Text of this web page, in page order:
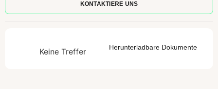
KONTAKTIERE UNS
Herunterladbare Dokumente
Keine Treffer